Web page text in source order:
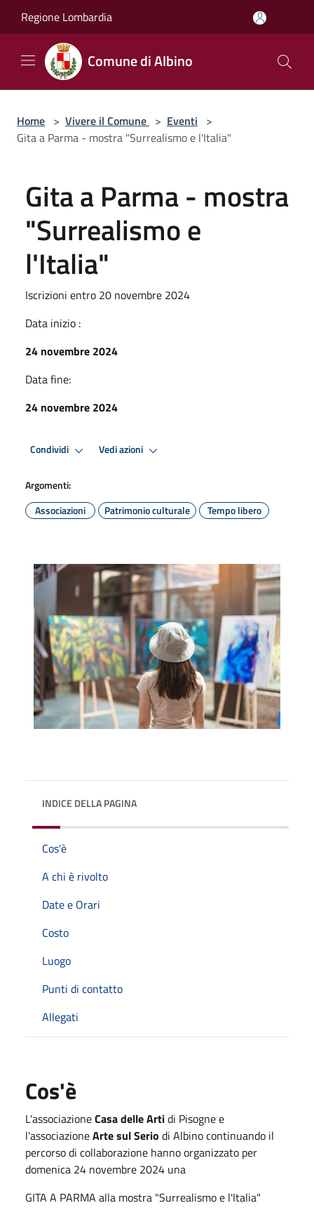
Regione Lombardia
Comune di Albino
Home > Vivere il Comune > Eventi >
Gita a Parma - mostra "Surrealismo e l'Italia"
Gita a Parma - mostra
"Surrealismo e
l'Italia"
Iscrizioni entro 20 novembre 2024
Data inizio :
24 novembre 2024
Data fine:
24 novembre 2024
Condividi Vedi azioni
Argomenti:
Associazioni
Patrimonio culturale Tempo libero
INDICE DELLA PAGINA
Cos'è
A chi è rivolto
Date e Orari
Costo
Luogo
Punti di contatto
Allegati
Cos'è
L'associazioneCasa delle Artidi Pisogne e
l'associazioneArte sul Serio di Albino continuando il
percorso di collaborazione hanno organizzato per
domenica 24 novembre 2024 una
GITA A PARMA alla mostra "Surrealismo e l'Italia"